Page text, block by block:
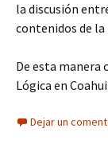
la discusión
contenidos de
De esta manera
Lógica en
Dejar un